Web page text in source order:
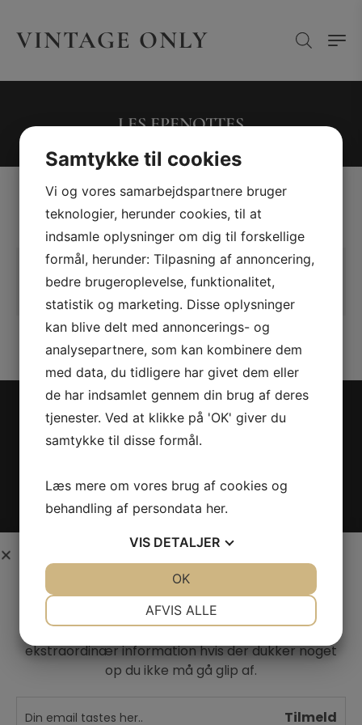
VINTAGE ONLY
LES EPENOTTES
Der blev ikke fundet nogle varer, der
matcher dit valg.
VINTAGE ONLY
Privatlivspolitik
Smileyrapport
Samtykke til cookies
Vi og vores samarbejdspartnere bruger
teknologier, herunder cookies, til at
indsamle oplysninger om dig til forskellige
formål, herunder: Tilpasning af annoncering,
bedre brugeroplevelse, funktionalitet,
statistik og marketing. Disse oplysninger
kan blive delt med annoncerings- og
analysepartnere, som kan kombinere dem
med data, du tidligere har givet dem eller
de har indsamlet gennem din brug af deres
tjenester. Ved at klikke på 'OK' giver du
samtykke til disse formål.
Læs mere om vores brug af cookies og
behandling af persondata her.
VIS DETALJER
MARKETING STATISTIK
AFVIS ALLE
OK
Skriv dig op til nyheder fra Vintage Only.
Du modtager særtilbud en gang om ugen,
information om nye vinhuse i sortimentet, samt
ekstraordinær information hvis der dukker noget
op du ikke må gå glip af.
Tilmeld